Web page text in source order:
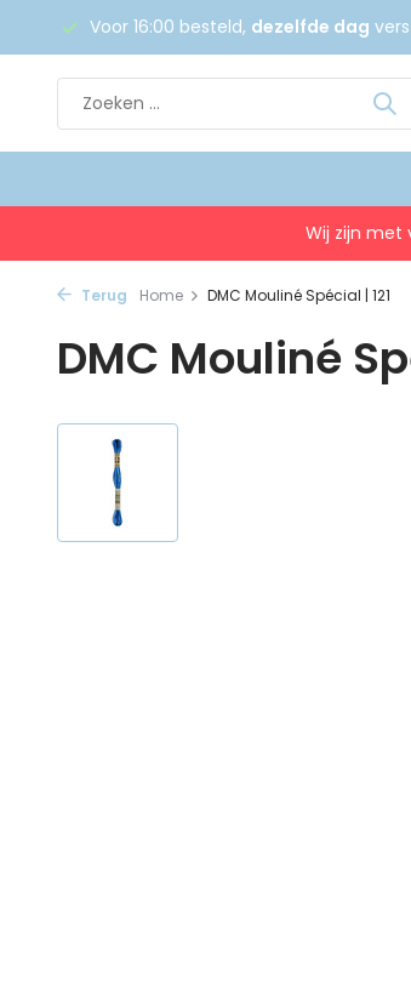
Bolletje over? Mag binnen6
Wij zijn met
Terug Home DMC Mouliné Spécial | 121
DMC Mouliné